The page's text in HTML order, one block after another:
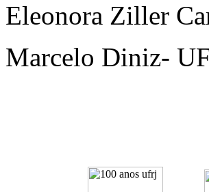
Eleonora Ziller
Marcelo Diniz-